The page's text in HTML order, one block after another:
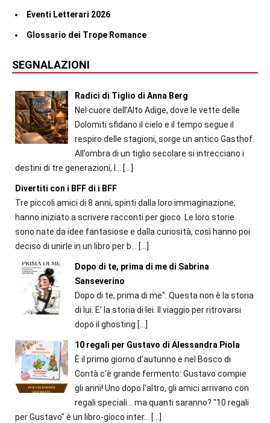
Eventi Letterari 2026
Glossario dei Trope Romance
SEGNALAZIONI
Radici di Tiglio di Anna Berg
Nel cuore dell’Alto Adige, dove le vette delle
Dolomiti sfidano il cielo e il tempo segue il
respiro delle stagioni, sorge un antico Gasthof.
All’ombra di un tiglio secolare si intrecciano i
destini di tre generazioni, l...
[…]
Divertiti con i BFF di i BFF
Tre piccoli amici di 8 anni, spinti dalla loro immaginazione,
hanno iniziato a scrivere racconti per gioco. Le loro storie
sono nate da idee fantasiose e dalla curiosità, così hanno poi
deciso di unirle in un libro per b...
[…]
Dopo di te, prima di me di Sabrina
Sanseverino
Dopo di te, prima di me": Questa non è la storia
di lui. E' la storia di lei. Il viaggio per ritrovarsi
dopo il ghosting […]
10 regali per Gustavo di Alessandra Piola
È il primo giorno d'autunno e nel Bosco di
Contà c'è grande fermento: Gustavo compie
gli anni! Uno dopo l'altro, gli amici arrivano con
regali speciali... ma quanti saranno? "10 regali
per Gustavo" è un libro-gioco inter...
[…]